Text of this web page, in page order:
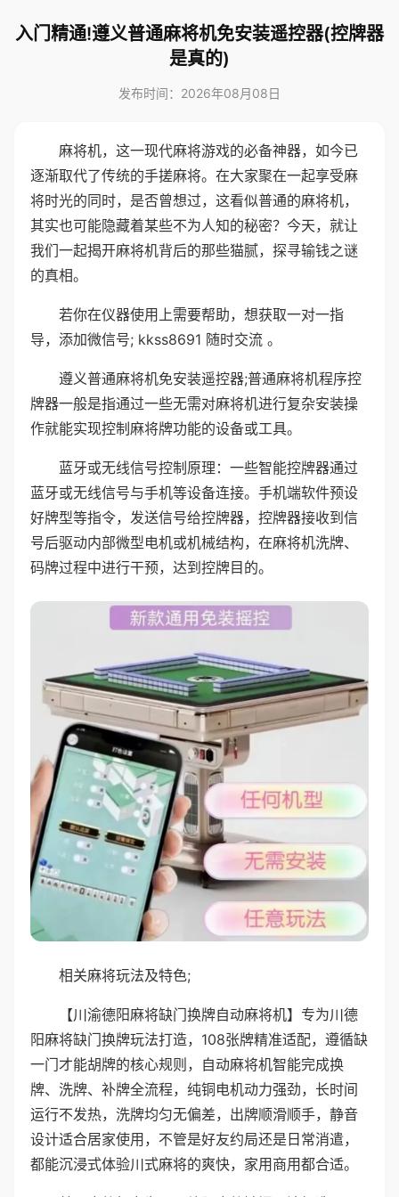
入门精通!遵义普通麻将机免安装遥控器(控牌器
是真的)
发布时间：2026年08月08日
麻将机，这一现代麻将游戏的必备神器，如今已
逐渐取代了传统的手搓麻将。在大家聚在一起享受麻
将时光的同时，是否曾想过，这看似普通的麻将机，
其实也可能隐藏着某些不为人知的秘密？今天，就让
我们一起揭开麻将机背后的那些猫腻，探寻输钱之谜
的真相。
若你在仪器使用上需要帮助，想获取一对一指
导，添加微信号; kkss8691 随时交流 。
遵义普通麻将机免安装遥控器;普通麻将机程序控
牌器一般是指通过一些无需对麻将机进行复杂安装操
作就能实现控制麻将牌功能的设备或工具。
蓝牙或无线信号控制原理：一些智能控牌器通过
蓝牙或无线信号与手机等设备连接。手机端软件预设
好牌型等指令，发送信号给控牌器，控牌器接收到信
号后驱动内部微型电机或机械结构，在麻将机洗牌、
码牌过程中进行干预，达到控牌目的。
相关麻将玩法及特色;
【川渝德阳麻将缺门换牌自动麻将机】专为川德
阳麻将缺门换牌玩法打造，108张牌精准适配，遵循缺
一门才能胡牌的核心规则，自动麻将机智能完成换
牌、洗牌、补牌全流程，纯铜电机动力强劲，长时间
运行不发热，洗牌均匀无偏差，出牌顺滑顺手，静音
设计适合居家使用，不管是好友约局还是日常消遣，
都能沉浸式体验川式麻将的爽快，家用商用都合适。